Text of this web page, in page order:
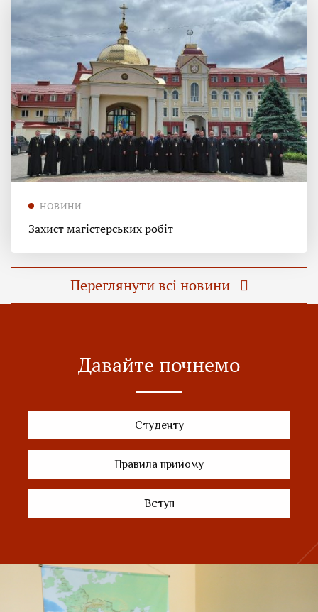
НОВИНИ
Захист магістерських робіт
Переглянути всі новини
Давайте почнемо
Студенту
Правила прийому
Вступ